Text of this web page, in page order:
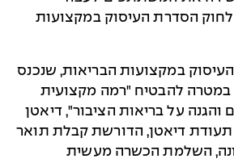
הסדרת העיסוק במקצועות
במקצועות הבריאות, שנכנס
לתוקף בשנת 2010 במטרה להבטיח "רמה מקצועית
על בריאות הציבור", דיאטן
תעודת דיאטן, הדורשת קבלת תואר
השלמת הכשרה מעשית